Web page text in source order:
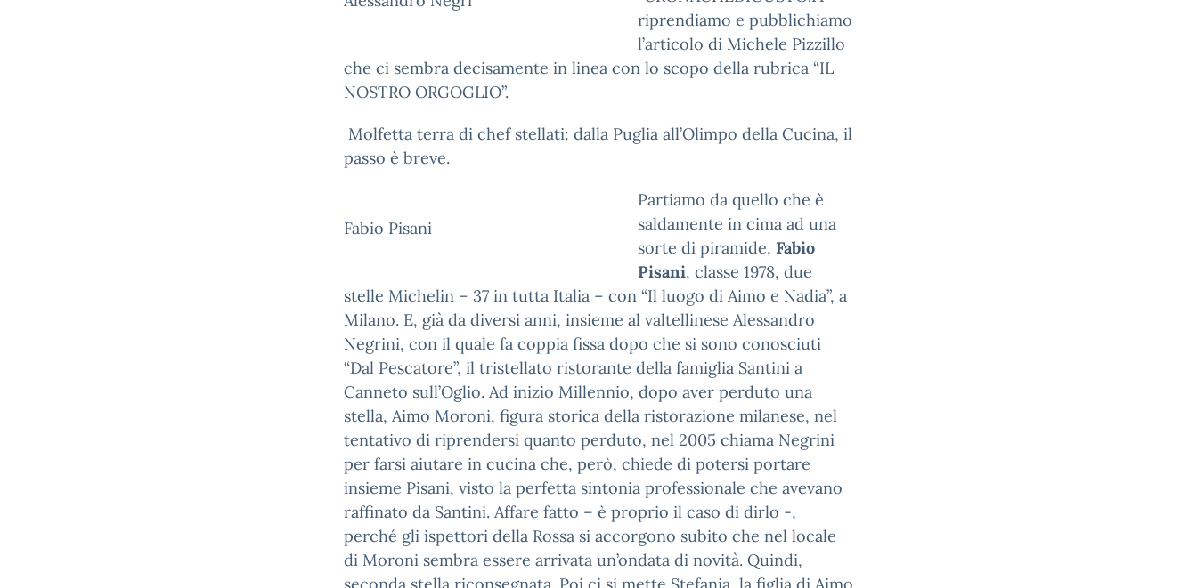
riprendiamo e pubblichiamo
l’articolo di Michele Pizzillo
che ci sembra decisamente in linea con lo scopo della rubrica “IL
NOSTRO ORGOGLIO”.
Molfetta terra di chef stellati: dalla Puglia all’Olimpo della Cucina, il
passo è breve.
Fabio Pisani
Partiamo da quello che è
saldamente in cima ad una
sorte di piramide, Fabio
Pisani, classe 1978, due
stelle Michelin – 37 in tutta Italia – con “Il luogo di Aimo e Nadia”, a
Milano. E, già da diversi anni, insieme al valtellinese Alessandro
Negrini, con il quale fa coppia fissa dopo che si sono conosciuti
“Dal Pescatore”, il tristellato ristorante della famiglia Santini a
Canneto sull’Oglio. Ad inizio Millennio, dopo aver perduto una
stella, Aimo Moroni, figura storica della ristorazione milanese, nel
tentativo di riprendersi quanto perduto, nel 2005 chiama Negrini
per farsi aiutare in cucina che, però, chiede di potersi portare
insieme Pisani, visto la perfetta sintonia professionale che avevano
raffinato da Santini. Affare fatto – è proprio il caso di dirlo -,
perché gli ispettori della Rossa si accorgono subito che nel locale
di Moroni sembra essere arrivata un’ondata di novità. Quindi,